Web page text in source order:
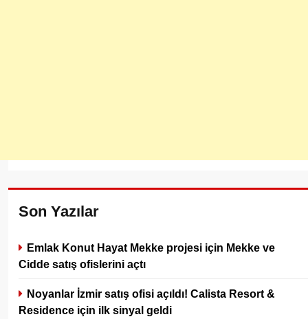
Son Yazılar
Emlak Konut Hayat Mekke projesi için Mekke ve
Cidde satış ofislerini açtı
Noyanlar İzmir satış ofisi açıldı! Calista Resort &
Residence için ilk sinyal geldi